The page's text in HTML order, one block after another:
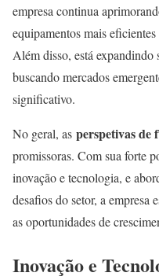
empresa continua
equipamentos mais
Além disso, está expandindo
buscando mercados
significativo.
No geral, as perspetivas de
promissoras. Com sua forte
inovação e tecnologia, e
desafios do setor, a empresa
as oportunidades de
Inovação e